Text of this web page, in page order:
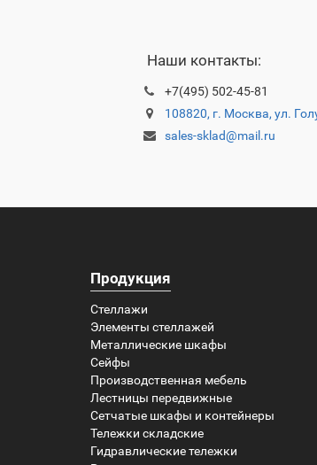
Наши контакты:
+7(495) 502-45-81
108820, г. Москва, ул.
sales-sklad@mail.ru
Продукция
Стеллажи
Элементы стеллажей
Металлические шкафы
Сейфы
Производственная мебель
Лестницы передвижные
Сетчатые шкафы и контейнеры
Тележки складские
Гидравлические тележки